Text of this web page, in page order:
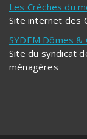
Les Crèches du
Site internet des
SYDEM Dômes &
Site du syndicat
ménagères